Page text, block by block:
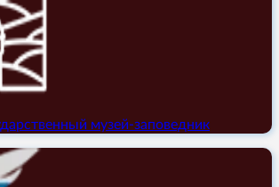
музей-заповедник